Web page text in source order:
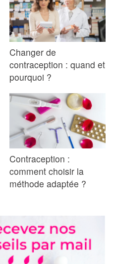
Changer de
contraception : quand et
pourquoi ?
Contraception :
comment choisir la
méthode adaptée ?